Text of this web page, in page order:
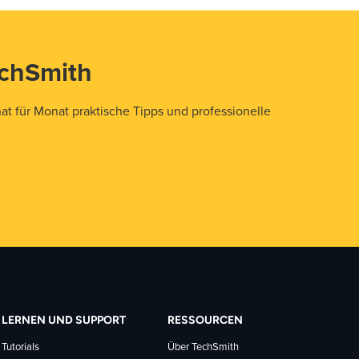
für Monat praktische Tipps und professionelle
LERNEN UND SUPPORT
Tutorials
RESSOURCEN
Über TechSmith